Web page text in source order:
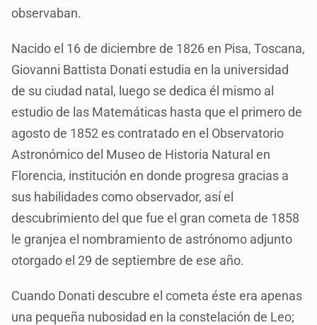
observaban.
Nacido el 16 de diciembre de 1826 en Pisa, Toscana,
Giovanni Battista Donati estudia en la universidad
de su ciudad natal, luego se dedica él mismo al
estudio de las Matemáticas hasta que el primero de
agosto de 1852 es contratado en el Observatorio
Astronómico del Museo de Historia Natural en
Florencia, institución en donde progresa gracias a
sus habilidades como observador, así el
descubrimiento del que fue el gran cometa de 1858
le granjea el nombramiento de astrónomo adjunto
otorgado el 29 de septiembre de ese año.
Cuando Donati descubre el cometa éste era apenas
una pequeña nubosidad en la constelación de Leo;